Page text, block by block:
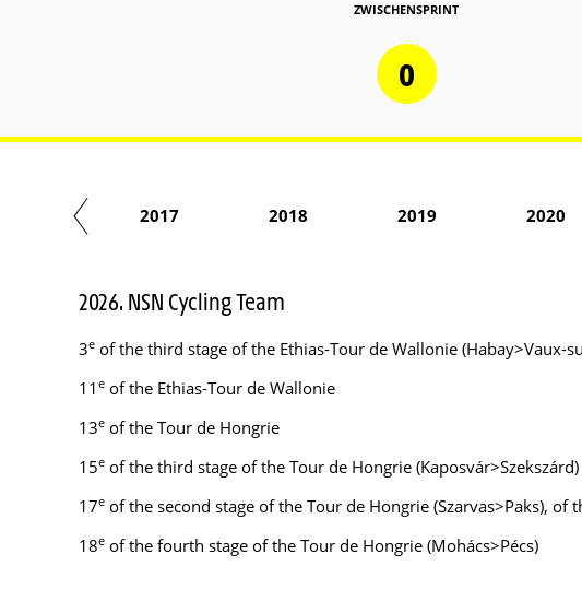
ZWISCHENSPRINT
0
2017 2018 2019 2020
2026. NSN Cycling Team
3e of the third stage of the Ethias-Tour de Wallonie (Habay>Vaux-
11 e of the Ethias-Tour de Wallonie
13e of the Tour de Hongrie
15e of the third stage of the Tour de Hongrie (Kaposvár>Szekszárd)
17e of the second stage of the Tour de Hongrie (Szarvas>Paks),
18e of the fourth stage of the Tour de Hongrie (Mohács>Pécs)